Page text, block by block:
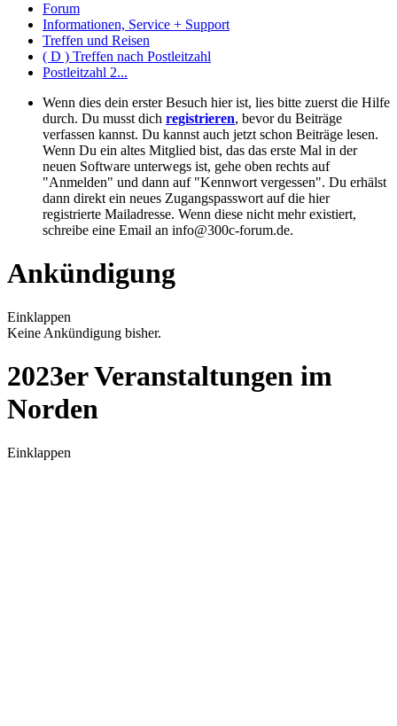
Forum
Informationen, Service + Support
Treffen und Reisen
( D ) Treffen nach Postleitzahl
Postleitzahl 2...
Wenn dies dein erster Besuch hier ist, lies bitte zuerst die Hilfe
durch. Du musst dich registrieren, bevor du Beiträge
verfassen kannst. Du kannst auch jetzt schon Beiträge lesen.
Wenn Du ein altes Mitglied bist, das das erste Mal in der
neuen Software unterwegs ist, gehe oben rechts auf
"Anmelden" und dann auf "Kennwort vergessen". Du erhälst
dann direkt ein neues Zugangspasswort auf die hier
registrierte Mailadresse. Wenn diese nicht mehr existiert,
schreibe eine Email an info@300c-forum.de.
Ankündigung
Einklappen
Keine Ankündigung bisher.
2023er Veranstaltungen im
Norden
Einklappen